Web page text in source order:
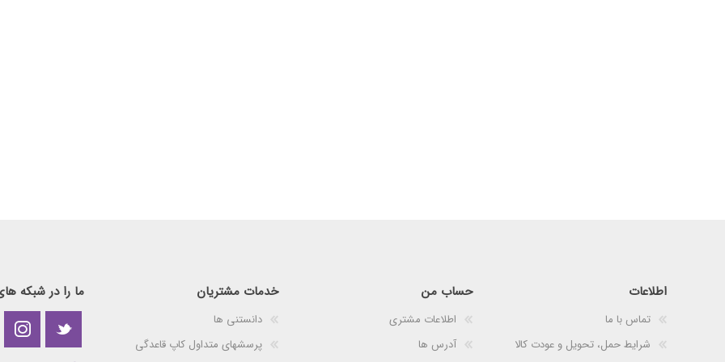
اطلاعات
تماس با ما
شرایط حمل، تحویل و عودت کالا
حساب من
اطلاعات مشتری
آدرس ها
خدمات مشتریان
دانستنی ها
پرسشهای متداول کاپ قاعدگی
ما را در شبکه